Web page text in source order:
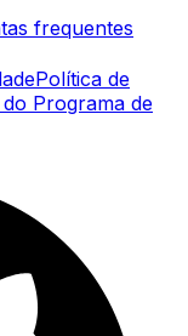
frequentes
Política de
Programa de